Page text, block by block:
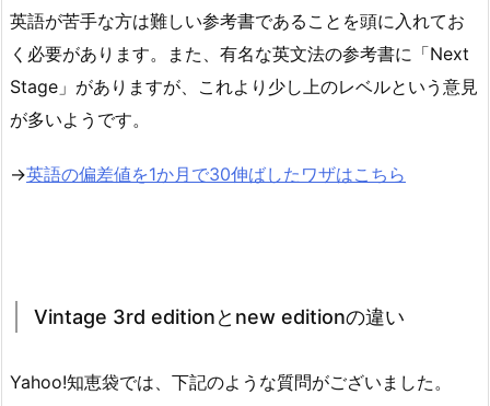
英語が苦手な方は難しい参考書であることを頭に入れてお
く必要があります。また、有名な英文法の参考書に「Next
Stage」がありますが、これより少し上のレベルという意見
が多いようです。
→英語の偏差値を1か月で30伸ばしたワザはこちら
Vintage 3rd editionとnew editionの違い
Yahoo!知恵袋では、下記のような質問がございました。